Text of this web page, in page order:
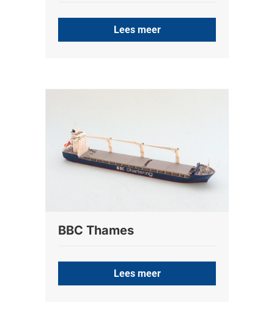
Lees meer
BBC Thames
Lees meer